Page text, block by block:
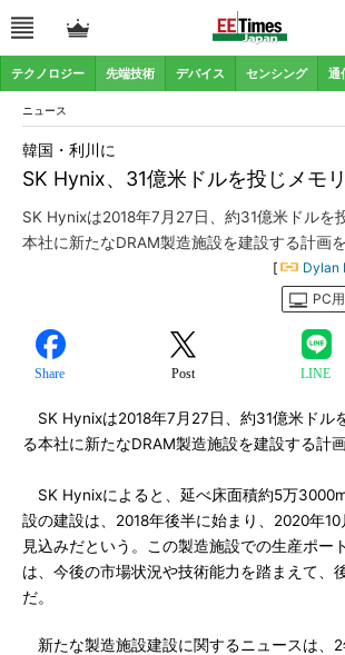
テクノロジー 先端技術 デバイス センシング 通
ニュース
SK Hynix、31億米ドルを投じメモ
韓国・利川に
SK Hynixは2018年7月27日、約31億米ドルを
本社に新たなDRAM製造施設を建設する計画を
[ Dylan
PC
Share Post LINE
SK Hynixは2018年7月27日、約31億米ドル
る本社に新たなDRAM製造施設を建設する計
SK Hynixによると、延べ床面積約5万
設の建設は、2018年後半に始まり、2020年
見込みだという。この製造施設での生産ポー
は、今後の市場状況や技術能力を踏まえて、
だ。
新たな製造施設建設に関するニュースは、